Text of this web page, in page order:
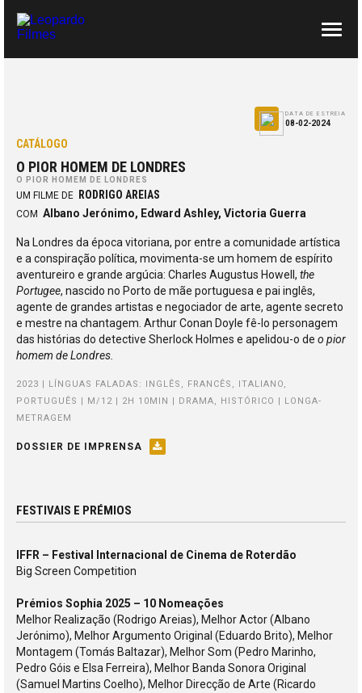
SOBRE NÓS
CONTACTOS
CATÁLOGO
O PIOR HOMEM DE LONDRES
O PIOR HOMEM DE LONDRES
DATA DE ESTREIA
08-02-2024
UM FILME DE RODRIGO AREIAS
COM Albano Jerónimo, Edward Ashley, Victoria Guerra
Na Londres da época vitoriana, por entre a comunidade artística
e a conspiração política, movimenta-se um homem de espírito
aventureiro e grande argúcia: Charles Augustus Howell, the
Portugee, nascido no Porto de mãe portuguesa e pai inglês,
agente de grandes artistas e negociador de arte, agente secreto
e mestre na chantagem. Arthur Conan Doyle fê-lo personagem
das histórias do detective Sherlock Holmes e apelidou-o de o pior
homem de Londres.
2023 | LÍNGUAS FALADAS: INGLÊS, FRANCÊS, ITALIANO,
PORTUGUÊS | M/12 | 2H 10MIN | DRAMA, HISTÓRICO | LONGA-
METRAGEM
DOSSIER DE IMPRENSA
FESTIVAIS E PRÉMIOS
IFFR – Festival Internacional de Cinema de Roterdão
Big Screen Competition
Prémios Sophia 2025 – 10 Nomeações
Melhor Realização (Rodrigo Areias), Melhor Actor (Albano
Jerónimo), Melhor Argumento Original (Eduardo Brito), Melhor
Montagem (Tomás Baltazar), Melhor Som (Pedro Marinho,
Pedro Góis e Elsa Ferreira), Melhor Banda Sonora Original
(Samuel Martins Coelho), Melhor Direcção de Arte (Ricardo